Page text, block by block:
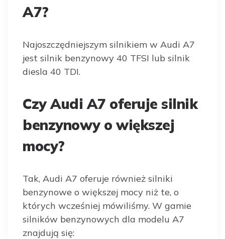
A7?
Najoszczędniejszym silnikiem w Audi A7
jest silnik benzynowy 40 TFSI lub silnik
diesla 40 TDI.
Czy Audi A7 oferuje silnik
benzynowy o większej
mocy?
Tak, Audi A7 oferuje również silniki
benzynowe o większej mocy niż te, o
których wcześniej mówiliśmy. W gamie
silników benzynowych dla modelu A7
znajdują się: